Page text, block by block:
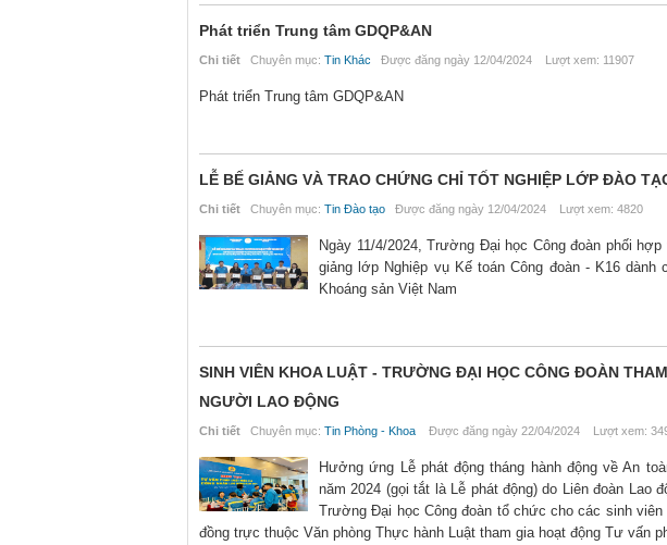
Phát triển Trung tâm GDQP&AN
Chi tiết Chuyên mục: Tin Khác Được đăng ngày 12/04/2024 Lượt xem: 11907
Phát triển Trung tâm GDQP&AN
LỄ BẾ GIẢNG VÀ TRAO CHỨNG CHỈ TỐT NGHIỆP LỚP ĐÀO
Chi tiết Chuyên mục: Tin Đào tạo Được đăng ngày 12/04/2024 Lượt xem: 4820
Ngày 11/4/2024, Trường Đại học Công đoàn phối
giảng lớp Nghiệp vụ Kế toán Công đoàn - K16
Khoáng sản Việt Nam
SINH VIÊN KHOA LUẬT - TRƯỜNG ĐẠI HỌC CÔNG ĐOÀN
NGƯỜI LAO ĐỘNG
Chi tiết Chuyên mục: Tin Phòng - Khoa Được đăng ngày 22/04/2024 Lượt xem:
Hưởng ứng Lễ phát động tháng hành động về An
năm 2024 (gọi tắt là Lễ phát động) do Liên đoàn Lao
Trường Đại học Công đoàn tổ chức cho các sinh
đồng trực thuộc Văn phòng Thực hành Luật tham gia hoạt động Tư vấn